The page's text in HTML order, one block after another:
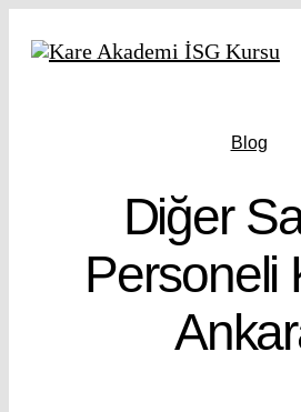
Blog
Diğer
Personeli